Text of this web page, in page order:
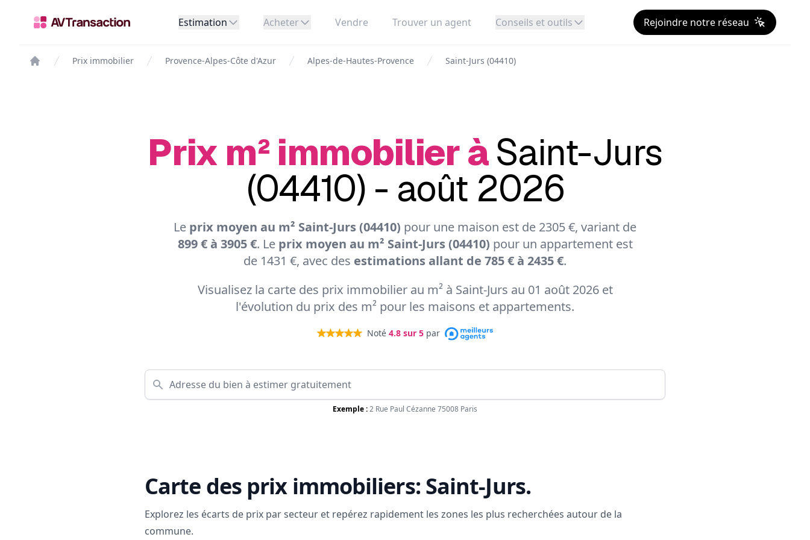
Estimation Acheter Vendre Trouver un agent Conseils et outils Rejoindre notre réseau
Prix immobilier Provence-Alpes-Côte d'Azur Alpes-de-Hautes-Provence Saint-Jurs (04410)
Prix m² immobilier àSaint-Jurs
(04410) - août 2026
Le prix moyen au m² Saint-Jurs (04410) pour une maison est de 2305 €, variant de
899 € à 3905 €. Le prix moyen au m² Saint-Jurs (04410) pour un appartement est
de 1431 €, avec des estimations allant de 785 € à 2435 €.
Visualisez la carte des prix immobilier au m² à Saint-Jurs au 01 août 2026 et
l'évolution du prix des m² pour les maisons et appartements.
Noté 4.8 sur 5 par
Exemple :2 Rue Paul Cézanne 75008 Paris
Carte des prix immobiliers:Saint-Jurs.
Explorez les écarts de prix par secteur et repérez rapidement les zones les plus recherchées autour de la
commune.